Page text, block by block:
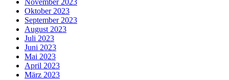
Oktober 2023
September 2023
August 2023
Juli 2023
Juni 2023
Mai 2023
April 2023
März 2023